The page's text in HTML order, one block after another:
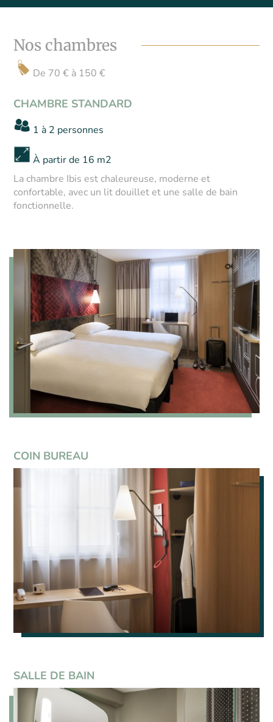
Nos chambres
De 70 € à 150 €
CHAMBRE STANDARD
1 à 2 personnes
À partir de 16 m2
La chambre Ibis est chaleureuse, moderne et
confortable, avec un lit douillet et une salle de bain
fonctionnelle.
COIN BUREAU
SALLE DE BAIN